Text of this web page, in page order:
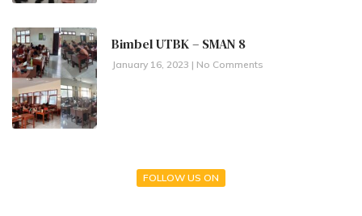
Bimbel UTBK – SMAN 8
January 16, 2023 No Comments
FOLLOW US ON